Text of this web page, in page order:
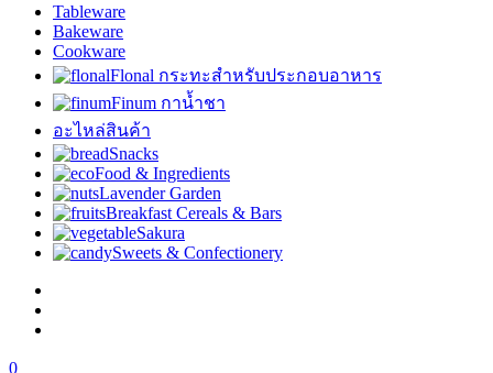
Tableware
Bakeware
Cookware
Flonal กระทะสำหรับประกอบอาหาร
Finum กาน้ำชา
อะไหล่สินค้า
Snacks
Food & Ingredients
Lavender Garden
Breakfast Cereals & Bars
Sakura
Sweets & Confectionery
0